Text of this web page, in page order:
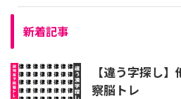
新着記事
【違う字探し
察脳トレ